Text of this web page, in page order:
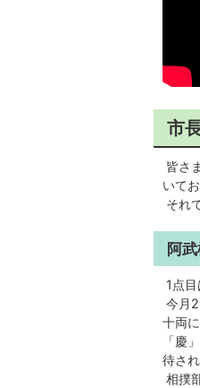
市
皆さ
いて
それ
阿
1点
今月
十両
「慶
待さ
相撲